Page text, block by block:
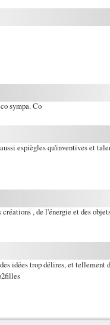
sympa. Co
espiègles qu'inventives et
créations , de l'énergie et des
idées trop délires, et tellement